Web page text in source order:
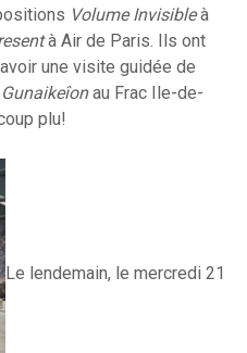
Volume Invisibleà
à Air de Paris. Ils ont
une visite guidée de
au Frac Ile-de-
plu!
Le lendemain, le mercredi 21